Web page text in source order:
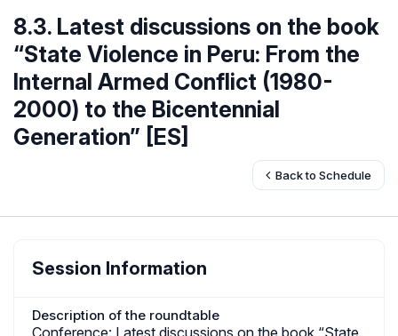
8.3. Latest discussions on the book
“State Violence in Peru: From the
Internal Armed Conflict (1980-
2000) to the Bicentennial
Generation” [ES]
Back to Schedule
Session Information
Description of the roundtable
Conference: Latest discussions on the book “State